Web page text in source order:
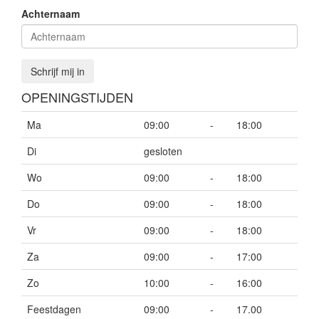
Achternaam
Schrijf mij in
OPENINGSTIJDEN
Ma 09:00 -
18:00
Di
gesloten
Wo
09:00 -
18:00
Do
09:00 -
18:00
Vr
09:00 -
18:00
Za
09:00 -
17:00
Zo
10:00 -
16:00
Feestdagen
09:00 - 17.00